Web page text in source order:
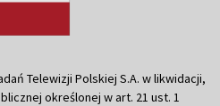
Telewizji Polskiej S.A. w likwidacji,
określonej w art. 21 ust. 1